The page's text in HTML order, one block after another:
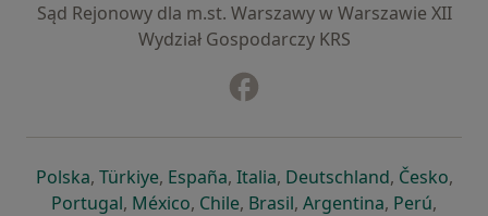
Sąd Rejonowy dla m.st. Warszawy w Warszawie XII
Wydział Gospodarczy KRS
Polskaotwiera się w nowej karcie
, Türkiyeotwiera się w nowej karcie
, Españaotwiera się w nowej karcie
, Italiaotwiera się w nowej
, Deutschlandotwiera się
, Česko,
Portugalotwiera się w nowej karcie
, Méxicootwiera się w nowej karcie
, Chileotwiera się w nowej karcie
, Brasilotwiera się w nowej
, Argentinaotwiera się
, Perú,